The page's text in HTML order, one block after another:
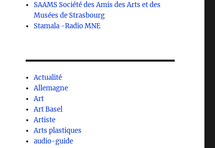
SAAMS Société des Amis des Arts et des
Musées de Strasbourg
Stamala -Radio MNE
Actualité
Allemagne
Art
Art Basel
Artiste
Arts plastiques
audio-guide